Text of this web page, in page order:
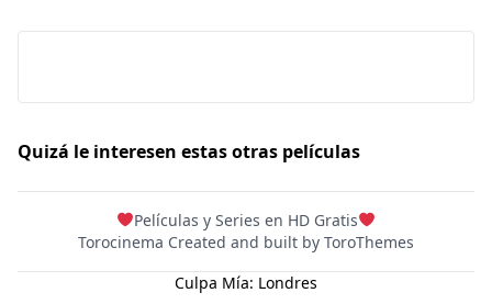
Culpa Mía: Londres
Quizá le interesen estas otras películas
Películas y Series en HD Gratis
Torocinema Created and built by ToroThemes